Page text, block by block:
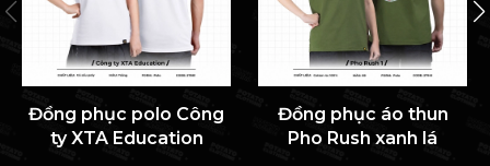
Đồng phục polo Công
ty XTA Education
Đồng phục áo thun
Pho Rush xanh lá